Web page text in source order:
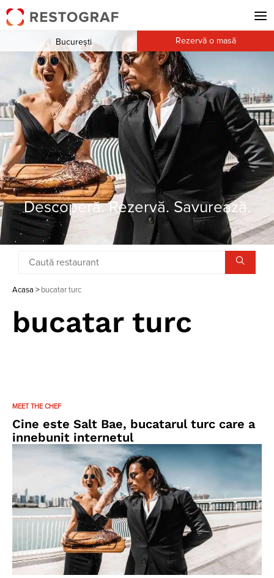
Descoperă. Rezervă. Savurează.
București Rezervă o masă
Acasa > bucatar turc
bucatar turc
MEET THE CHEF
Cine este Salt Bae, bucatarul turc care a
innebunit internetul